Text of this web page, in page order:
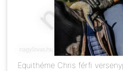
Equithéme Chris férfi